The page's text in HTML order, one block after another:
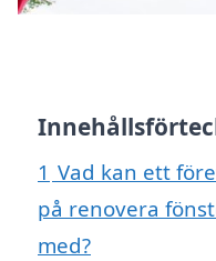
1 Vad kan ett
på renovera
med?